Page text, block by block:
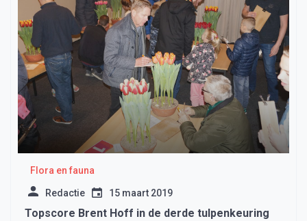
Flora en fauna
Redactie 15 maart 2019
Topscore Brent Hoff in de derde tulpenkeuring